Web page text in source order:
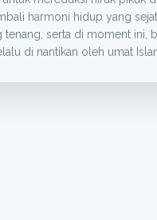
harmoni hidup yang
serta di moment ini,
di nantikan oleh umat